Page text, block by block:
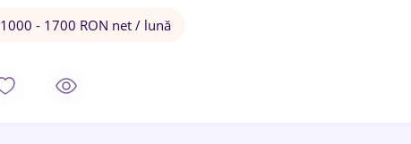
1000 - 1700 RON net / lună